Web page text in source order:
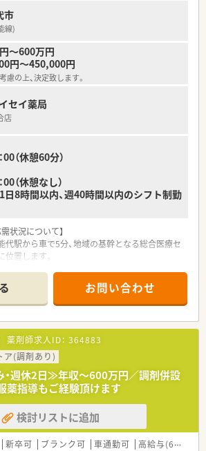
上させたい方に適しています。
店舗で患者様との距離を縮め、親身になった医療
したい方にぴったりです。
市
線)
～600万円
円～450,000円
の上、決定致します。
セイ薬局
店
（休憩60分）
（休憩なし）
8時間以内、週40時間以内のシフト制勤
状況について】
駅から車で5分、地域の基幹となる総合医療セ
置します。
る環境です。
と事務員2名が在籍し、チームワークを大切に
ます。
て】
のパイオニアとして知られ、全国に約400店舗
調剤薬局です。
と非常に高く、社員が働きやすい職場環境
ています。
あり、現場への深い理解のもとで風通しの良い
ています。
スメ】
で、多様な処方箋や在宅医療に触れてスキルア
お問い合わせ
薬剤師求人ID： 364883
ア(調剤あり)
・週休2日≫年収～600万円／調剤併設
薬指導もご経験頂けます
検討リストに追加
新卒可 ブランク可 車通勤可 高給与(600万円以上)